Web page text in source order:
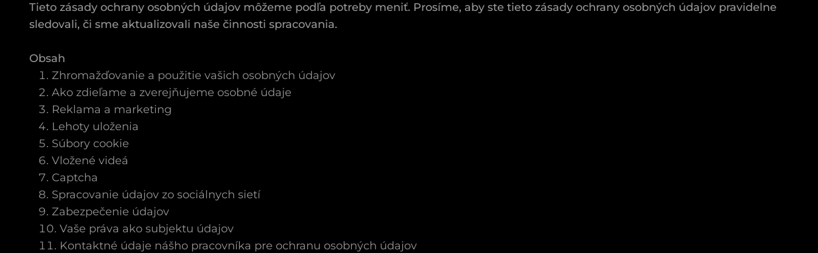
Tieto zásady ochrany osobných údajov môžeme podľa potreby meniť. Prosíme, aby ste tieto zásady ochrany osobných údajov pravidelne
sledovali, či sme aktualizovali naše činnosti spracovania.
Obsah
Zhromažďovanie a použitie vašich osobných údajov
Ako zdieľame a zverejňujeme osobné údaje
Reklama a marketing
Lehoty uloženia
Súbory cookie
Vložené videá
Captcha
Spracovanie údajov zo sociálnych sietí
Zabezpečenie údajov
Vaše práva ako subjektu údajov
Kontaktné údaje nášho pracovníka pre ochranu osobných údajov